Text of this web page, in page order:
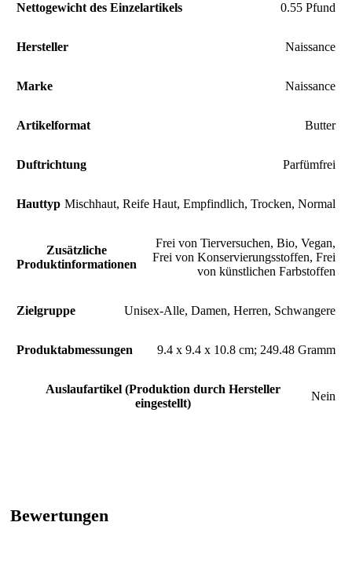
Nettogewicht des Einzelartikels ‎0.55 Pfund
Hersteller ‎Naissance
Marke ‎Naissance
Artikelformat ‎Butter
Duftrichtung ‎Parfümfrei
Hauttyp ‎Mischhaut, Reife Haut, Empfindlich, Trocken, Normal
Zusätzliche
Produktinformationen
‎Frei von Tierversuchen, Bio, Vegan,
Frei von Konservierungsstoffen, Frei
von künstlichen Farbstoffen
Zielgruppe ‎Unisex-Alle, Damen, Herren, Schwangere
Produktabmessungen ‎9.4 x 9.4 x 10.8 cm; 249.48 Gramm
Auslaufartikel (Produktion durch Hersteller
eingestellt)
Nein
Bewertungen